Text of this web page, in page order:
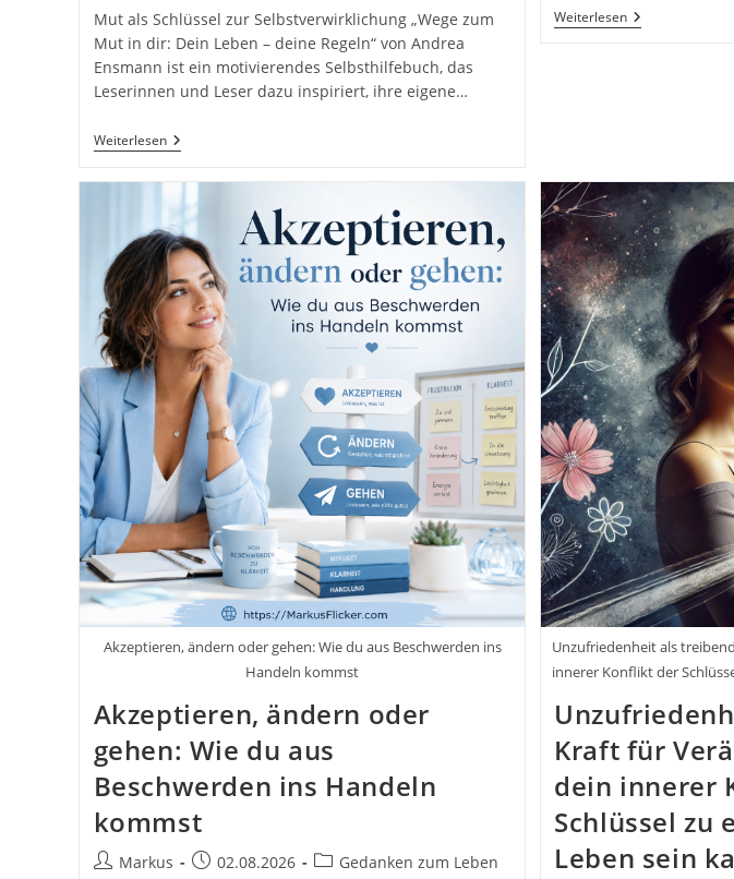
Mut als Schlüssel zur Selbstverwirklichung „Wege zum
Mut in dir: Dein Leben – deine Regeln“ von Andrea
Ensmann ist ein motivierendes Selbsthilfebuch, das
Leserinnen und Leser dazu inspiriert, ihre eigene…
WeiterlesenWege
Zum
Dir:
Dein
Leben
–
Deine
Regeln
Von
Andrea
Ensmann
Freya
Verlag
WeiterlesenRaus
Mit
Akzeptieren, ändern oder gehen: Wie du aus Beschwerden ins
Handeln kommst
Akzeptieren, ändern oder
gehen: Wie du aus
Beschwerden ins Handeln
kommst
Beitrags-
Markus
Beitrag02.08.2026
Beitrags-
Gedanken zum Leben
Unzufriedenheit als
innerer Konflikt der
Kraft für
dein innerer
Schlüssel zu
Leben sein